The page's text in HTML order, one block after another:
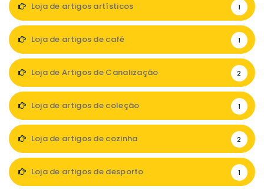
Loja de artigos artísticos 1
Loja de artigos de café 1
Loja de Artigos de Canalização 2
Loja de artigos de coleção 1
Loja de artigos de cozinha 2
Loja de artigos de desporto 1